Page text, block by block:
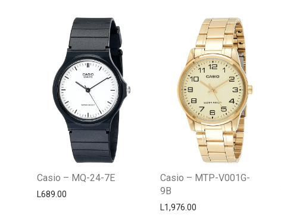
Casio – MQ-24-7E
L689.00
Casio – MTP-V001G-
9B
L1,976.00